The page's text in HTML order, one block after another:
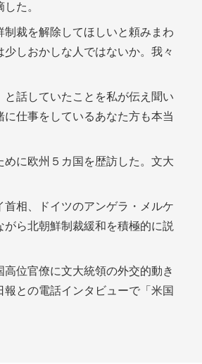
た。
裁を解除してほしいと頼みまわ
しおかしな人ではないか。我々
話していたことを私が伝え聞い
仕事をしているあなた方も本当
に欧州５カ国を歴訪した。文大
相、ドイツのアンゲラ・メルケ
ら北朝鮮制裁緩和を積極的に説
位官僚に文大統領の外交的動き
との電話インタビューで「米国